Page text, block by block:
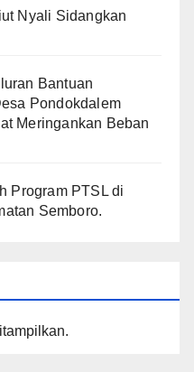
Nyali Sidangkan
Bantuan
Pondokdalem
Meringankan Beban
Program PTSL di
Semboro.